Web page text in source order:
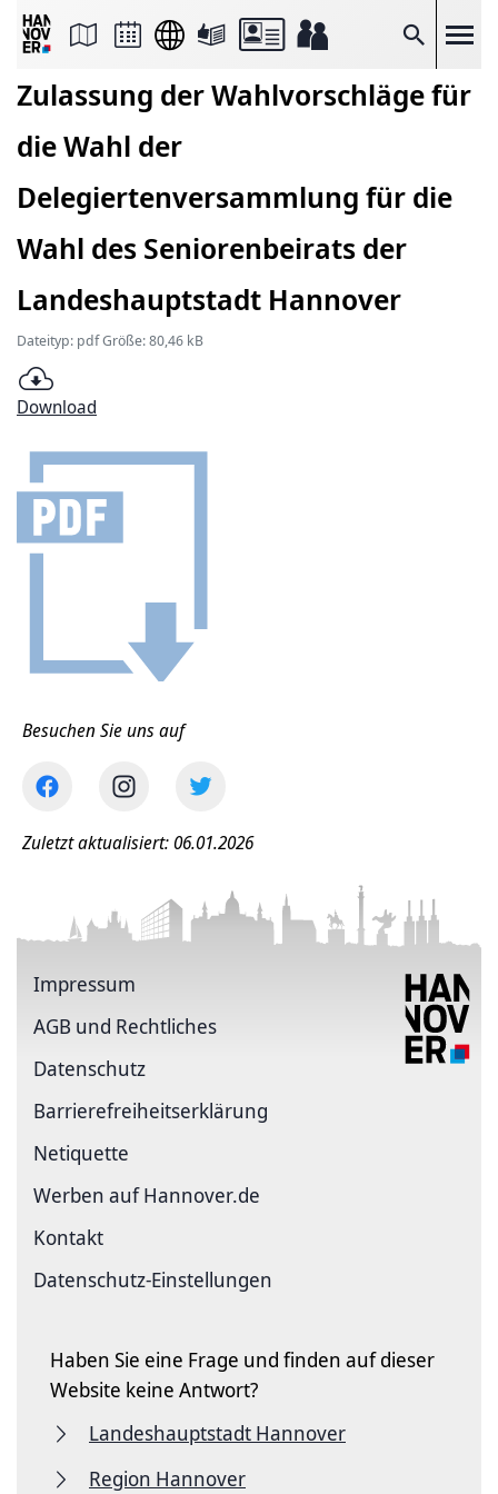
Suche
Seite
versenden
Auf
teilen
Auf
teilen
Seitenlink
Seite
Drucken
Zulassung der Wahlvorschläge für
die Wahl der
Delegiertenversammlung für die
Wahl des Seniorenbeirats der
Landeshauptstadt Hannover
Dateityp: pdf Größe: 80,46 kB
Download
Besuchen Sie uns auf
Zuletzt aktualisiert: 06.01.2026
Impressum
AGB und Rechtliches
Datenschutz
Barriere­freiheits­erklärung
Netiquette
Werben auf Hannover.de
Kontakt
Datenschutz-Einstellungen
Haben Sie eine Frage und finden auf dieser
Website keine Antwort?
Landeshauptstadt Hannover
Region Hannover